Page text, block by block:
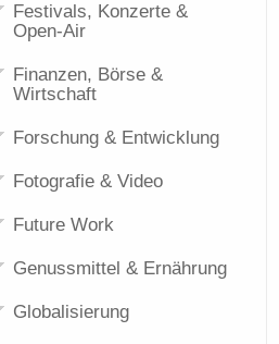
Festivals, Konzerte &
Open-Air
Finanzen, Börse &
Wirtschaft
Forschung & Entwicklung
Fotografie & Video
Future Work
Genussmittel & Ernährung
Globalisierung